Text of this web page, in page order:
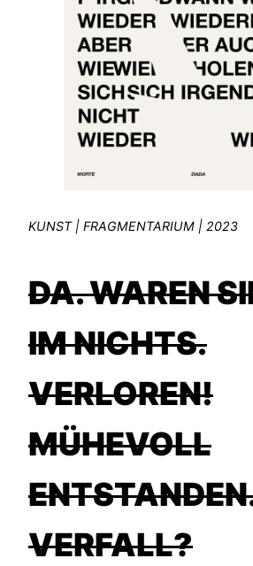
KUNST | FRAGMENTARIUM | 2023
DA. WAREN
IM NICHTS.
VERLOREN!
MÜHEVOLL
VERFALL?